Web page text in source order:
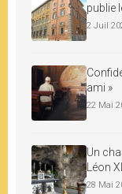
publie
2 Juil
ami »
22 Mai
Un
Léon
28 Mai